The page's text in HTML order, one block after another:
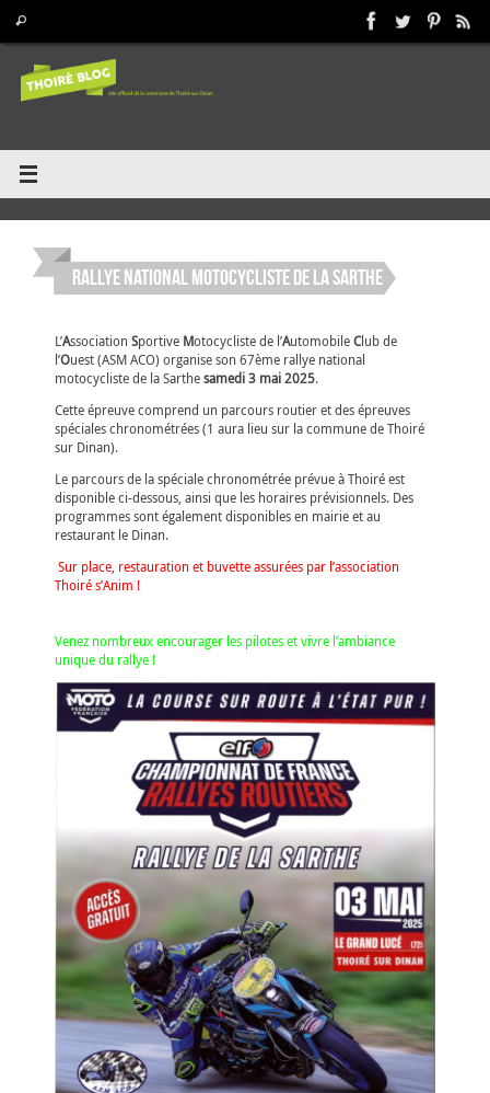
Rallye national motocycliste de la Sarthe
L’Association Sportive Motocycliste de l’AutomobileClub de
l’Ouest (ASM ACO) organise son 67ème rallye national
motocycliste de la Sarthesamedi 3 mai 2025.
Cette épreuve comprend un parcours routier et des épreuves
spéciales chronométrées (1 aura lieu sur la commune de Thoiré
sur Dinan).
Le parcours de la spéciale chronométrée prévue à Thoiré est
disponible ci-dessous, ainsi que les horaires prévisionnels. Des
programmes sont également disponibles en mairie et au
restaurant le Dinan.
Sur place, restauration et buvette assurées par l’association
Thoiré s’Anim !
Venez nombreux encourager les pilotes et vivre l’ambiance
unique du rallye !